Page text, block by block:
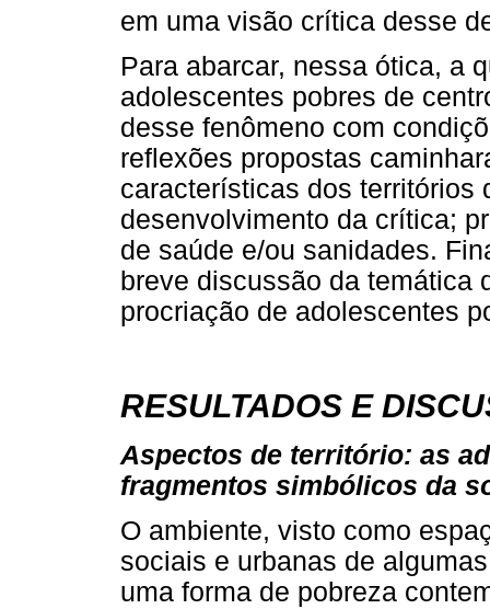
em uma visão crítica desse
Para abarcar, nessa ótica, a
adolescentes pobres de
desse fenômeno com
reflexões propostas
características dos territórios
desenvolvimento da crítica;
de saúde e/ou sanidades.
breve discussão da temática
procriação de adolescentes
RESULTADOS E
Aspectos de território: as
fragmentos simbólicos da
O ambiente, visto como
sociais e urbanas de
uma forma de pobreza